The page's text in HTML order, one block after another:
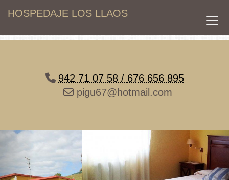
HOSPEDAJE LOS LLAOS
942 71 07 58 / 676 656 895
pigu67@hotmail.com
prev